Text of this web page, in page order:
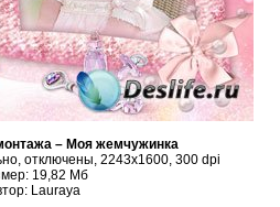
– Моя жемчужинка
отключены, 2243x1600, 300 dpi
19,82 Мб
Lauraya